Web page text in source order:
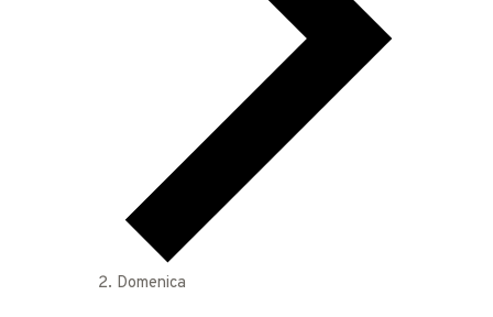
Domenica